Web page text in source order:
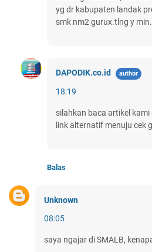
yg dr kabupaten landak
smk nm2 gurux.tlng y
DAPODIK.co.id
18:19
silahkan baca artikel
link alternatif menuju cek
Balas
Unknown
08:05
saya ngajar di SMALB,